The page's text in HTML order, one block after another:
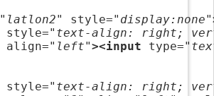
"latlon2" style="display:none"
style="text-align: right;
align="left"><input type=
style="text-align: right;